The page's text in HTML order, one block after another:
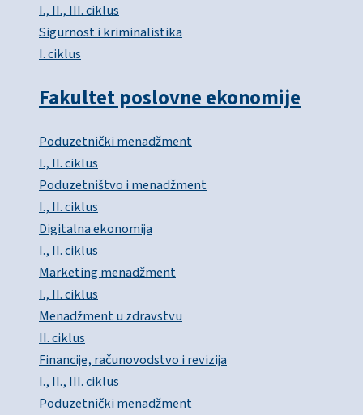
I., II., III. ciklus
Sigurnost i kriminalistika
I. ciklus
Fakultet poslovne ekonomije
Poduzetnički menadžment
I., II. ciklus
Poduzetništvo i menadžment
I., II. ciklus
Digitalna ekonomija
I., II. ciklus
Marketing menadžment
I., II. ciklus
Menadžment u zdravstvu
II. ciklus
Financije, računovodstvo i revizija
I., II., III. ciklus
Poduzetnički menadžment